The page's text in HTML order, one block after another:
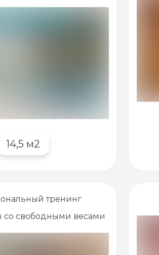
14,5 м2
тренинг
со свободными весами